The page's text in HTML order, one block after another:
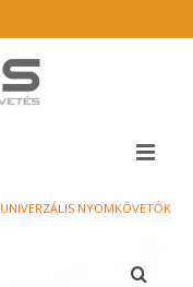
UNIVERZÁLIS NYOMKÖVETŐK